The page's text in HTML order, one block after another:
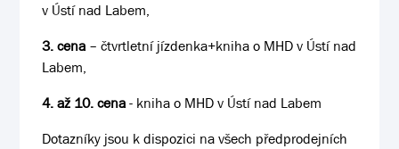
v Ústí nad Labem,
3. cena – čtvrtletní jízdenka+kniha o MHD v Ústí nad
Labem,
4. až 10. cena- kniha o MHD v Ústí nad Labem
Dotazníky jsou k dispozici na všech předprodejních